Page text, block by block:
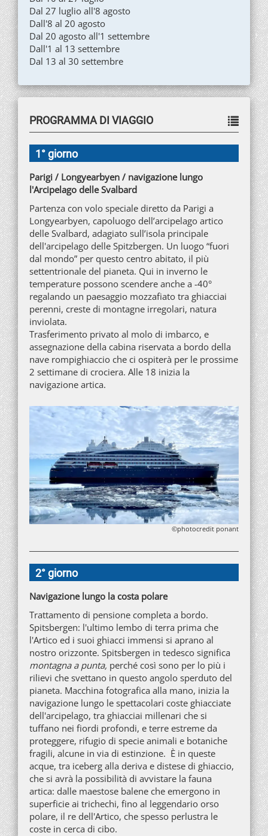
Dal 27 luglio all'8 agosto
Dall'8 al 20 agosto
Dal 20 agosto all'1 settembre
Dall'1 al 13 settembre
Dal 13 al 30 settembre
PROGRAMMA DI VIAGGIO
1° giorno
Parigi / Longyearbyen / navigazione lungo
l'Arcipelago delle Svalbard
Partenza con volo speciale diretto da Parigi a
Longyearbyen, capoluogo dell’arcipelago artico
delle Svalbard, adagiato sull’isola principale
dell'arcipelago delle Spitzbergen. Un luogo “fuori
dal mondo” per questo centro abitato, il più
settentrionale del pianeta. Qui in inverno le
temperature possono scendere anche a -40°
regalando un paesaggio mozzafiato tra ghiacciai
perenni, creste di montagne irregolari, natura
inviolata.
Trasferimento privato al molo di imbarco, e
assegnazione della cabina riservata a bordo della
nave rompighiaccio che ci ospiterà per le prossime
2 settimane di crociera. Alle 18 inizia la
navigazione artica.
©photocredit ponant
2° giorno
Navigazione lungo la costa polare
Trattamento di pensione completa a bordo.
Spitsbergen: l'ultimo lembo di terra prima che
l'Artico ed i suoi ghiacci immensi si aprano al
nostro orizzonte. Spitsbergen in tedesco significa
montagna a punta, perché così sono per lo più i
rilievi che svettano in questo angolo sperduto del
pianeta. Macchina fotografica alla mano, inizia la
navigazione lungo le spettacolari coste ghiacciate
dell'arcipelago, tra ghiacciai millenari che si
tuffano nei fiordi profondi, e terre estreme da
proteggere, rifugio di specie animali e botaniche
fragili, alcune in via di estinzione. È in queste
acque, tra iceberg alla deriva e distese di ghiaccio,
che si avrà la possibilità di avvistare la fauna
artica: dalle maestose balene che emergono in
superficie ai trichechi, fino al leggendario orso
polare, il re dell'Artico, che spesso perlustra le
coste in cerca di cibo.